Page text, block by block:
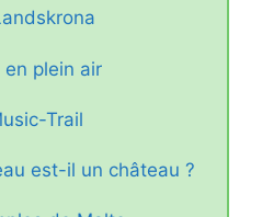
en plein air
Trail
est-il un château ?